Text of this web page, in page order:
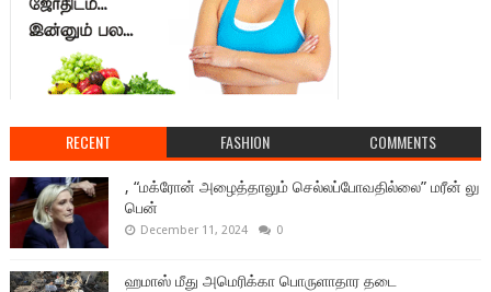
RECENT FASHION COMMENTS
, “மக்ரோன் அழைத்தாலும் செல்லப்போவதில்லை” மரீன் லு
பென்
December 11, 2024 0
ஹமாஸ் மீது அமெரிக்கா பொருளாதார தடை